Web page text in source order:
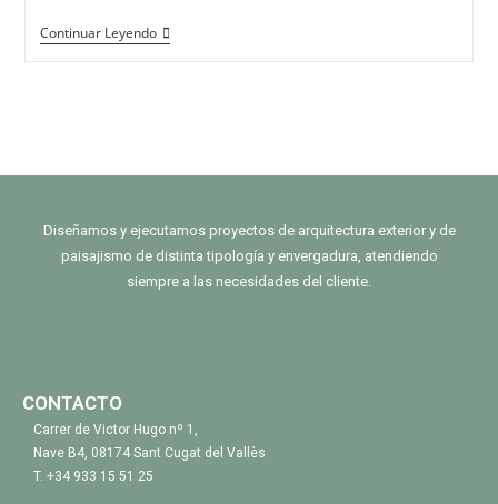
Continuar Leyendo
Diseñamos y ejecutamos proyectos de arquitectura exterior y de
paisajismo de distinta tipología y envergadura, atendiendo
siempre a las necesidades del cliente.
CONTACTO
Carrer de Victor Hugo nº 1,
Nave B4, 08174 Sant Cugat del Vallès
T. +34 933 15 51 25